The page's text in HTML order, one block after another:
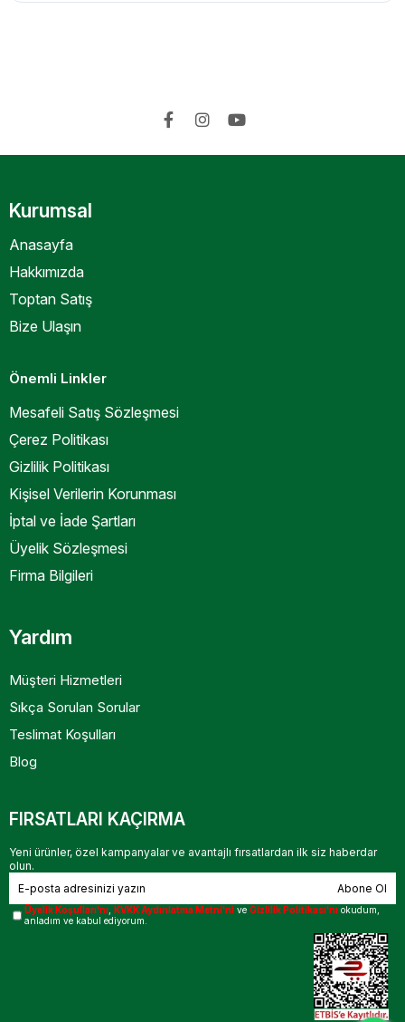
Kurumsal
Anasayfa
Hakkımızda
Toptan Satış
Bize Ulaşın
Önemli Linkler
Mesafeli Satış Sözleşmesi
Çerez Politikası
Gizlilik Politikası
Kişisel Verilerin Korunması
İptal ve İade Şartları
Üyelik Sözleşmesi
Firma Bilgileri
Yardım
Müşteri Hizmetleri
Sıkça Sorulan Sorular
Teslimat Koşulları
Blog
FIRSATLARI KAÇIRMA
Yeni ürünler, özel kampanyalar ve avantajlı fırsatlardan ilk siz haberdar
olun.
Abone Ol
Üyelik Koşulları'nı ,KVKK Aydınlatma Metni'ni veGizlilik Politikası'nı okudum,
anladım ve kabul ediyorum.